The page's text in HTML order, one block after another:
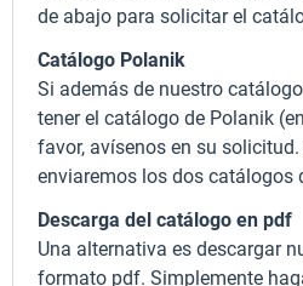
de abajo para solicitar el
Catálogo Polanik
Si además de nuestro
tener el catálogo de Polanik
favor, avísenos en su
enviaremos los dos catálogos
Descarga del catálogo en pdf
Una alternativa es descargar
formato pdf. Simplemente